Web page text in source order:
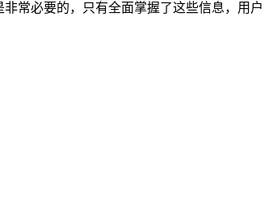
常必要的，只有全面掌握了这些信息，用户